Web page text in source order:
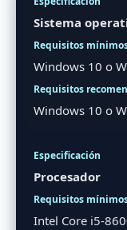
Sistema
Windows 10 o
Windows 10 o
Procesador
Intel Core i5-